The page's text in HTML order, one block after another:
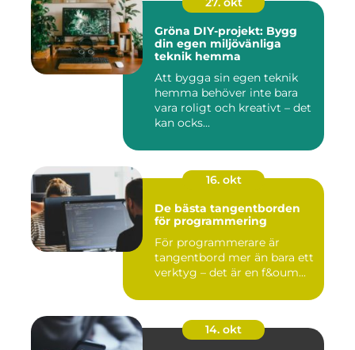
Gröna DIY-projekt: Bygg
din egen miljövänliga
teknik hemma
Att bygga sin egen teknik
hemma behöver inte bara
vara roligt och kreativt – det
kan ocks...
16. okt
De bästa tangentborden
för programmering
För programmerare är
tangentbord mer än bara ett
verktyg – det är en f&oum...
14. okt